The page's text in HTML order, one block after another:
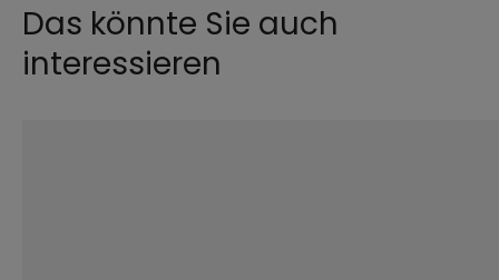
Das könnte Sie auch
interessieren